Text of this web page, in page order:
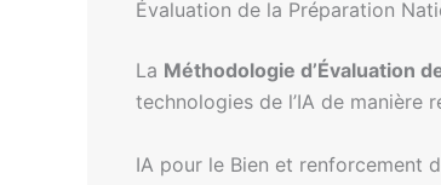
Évaluation de la Préparation
La Méthodologie d’Évaluation
technologies de l’IA de manière
IA pour le Bien et renforcement